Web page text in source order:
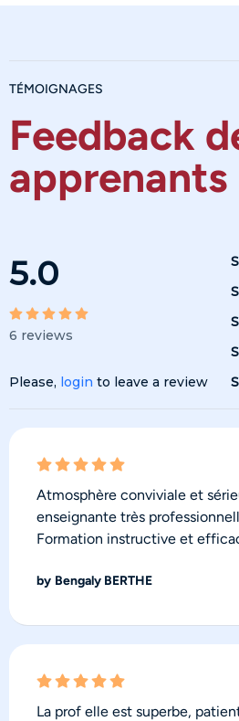
TÉMOIGNAGES
Feedback
apprenants
5.0
6 reviews
Please, login to leave a review
Atmosphère conviviale et
enseignante très
Formation instructive et
by Bengaly BERTHE
La prof elle est superbe,